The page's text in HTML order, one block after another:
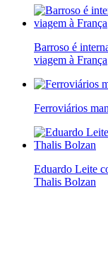
Barroso é
viagem à França
Ferroviários
Eduardo Leite
Thalis Bolzan